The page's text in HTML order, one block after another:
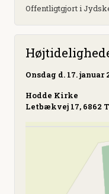
Offentligtgjort i
Onsdag d. 17. januar
Hodde Kirke
Letbækvej 17, 6862